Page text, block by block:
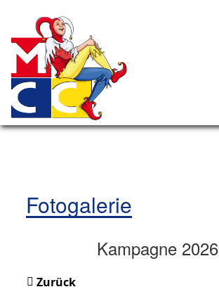
Fotogalerie
Kampagne 2026
Zurück